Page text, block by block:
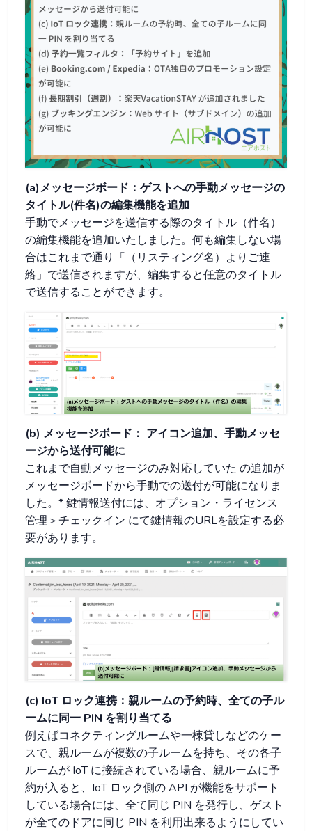
(a)メッセージボード：ゲストへの手動メッセージの
タイトル(件名)の編集機能を追加
手動でメッセージを送信する際のタイトル（件名）
の編集機能を追加いたしました。何も編集しない場
合はこれまで通り「（リスティング名）よりご連
絡」で送信されますが、編集すると任意のタイトル
で送信することができます。
(b) メッセージボード： アイコン追加、手動メッセ
ージから送付可能に
これまで自動メッセージのみ対応していた の追加が
メッセージボードから手動での送付が可能になりま
した。* 鍵情報送付には、オプション・ライセンス
管理＞チェックイン にて鍵情報のURLを設定する必
要があります。
(c) IoT ロック連携：親ルームの予約時、全ての子ル
ームに同一 PIN を割り当てる
例えばコネクティングルームや一棟貸しなどのケー
スで、親ルームが複数の子ルームを持ち、その各子
ルームが IoT に接続されている場合、親ルームに予
約が入ると、IoT ロック側の API が機能をサポート
している場合には、全て同じ PIN を発行し、ゲスト
が全てのドアに同じ PIN を利用出来るようにしてい